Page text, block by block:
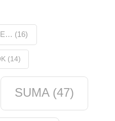
(16)
(14)
SUMA(47)